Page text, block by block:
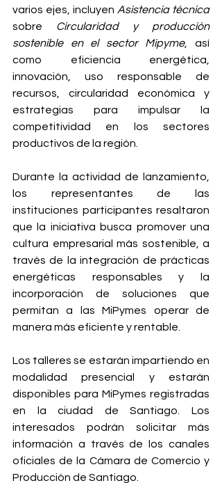
varios ejes, incluyen Asistencia técnica
sobre Circularidad y producción
sostenible en el sector Mipyme, así
como eficiencia energética,
innovación, uso responsable de
recursos, circularidad económica y
estrategias para impulsar la
competitividad en los sectores
productivos de la región.
Durante la actividad de lanzamiento,
los representantes de las
instituciones participantes resaltaron
que la iniciativa busca promover una
cultura empresarial más sostenible, a
través de la integración de prácticas
energéticas responsables y la
incorporación de soluciones que
permitan a las MiPymes operar de
manera más eficiente y rentable.
Los talleres se estarán impartiendo en
modalidad presencial y estarán
disponibles para MiPymes registradas
en la ciudad de Santiago. Los
interesados podrán solicitar más
información a través de los canales
oficiales de la Cámara de Comercio y
Producción de Santiago.